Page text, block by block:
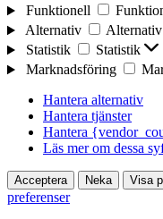
Funktionell
Alternativ
Alternativ
Statistik
Statistik
Marknadsföring
Hantera alternativ
Hantera tjänster
Hantera
Läs mer om dessa
Acceptera Neka Visa
preferenser